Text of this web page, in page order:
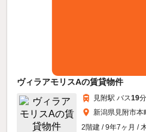
ヴィラアモリスAの賃貸物件
見附駅 バス19
新潟県見附市本
2階建 / 9年7ヶ月 /